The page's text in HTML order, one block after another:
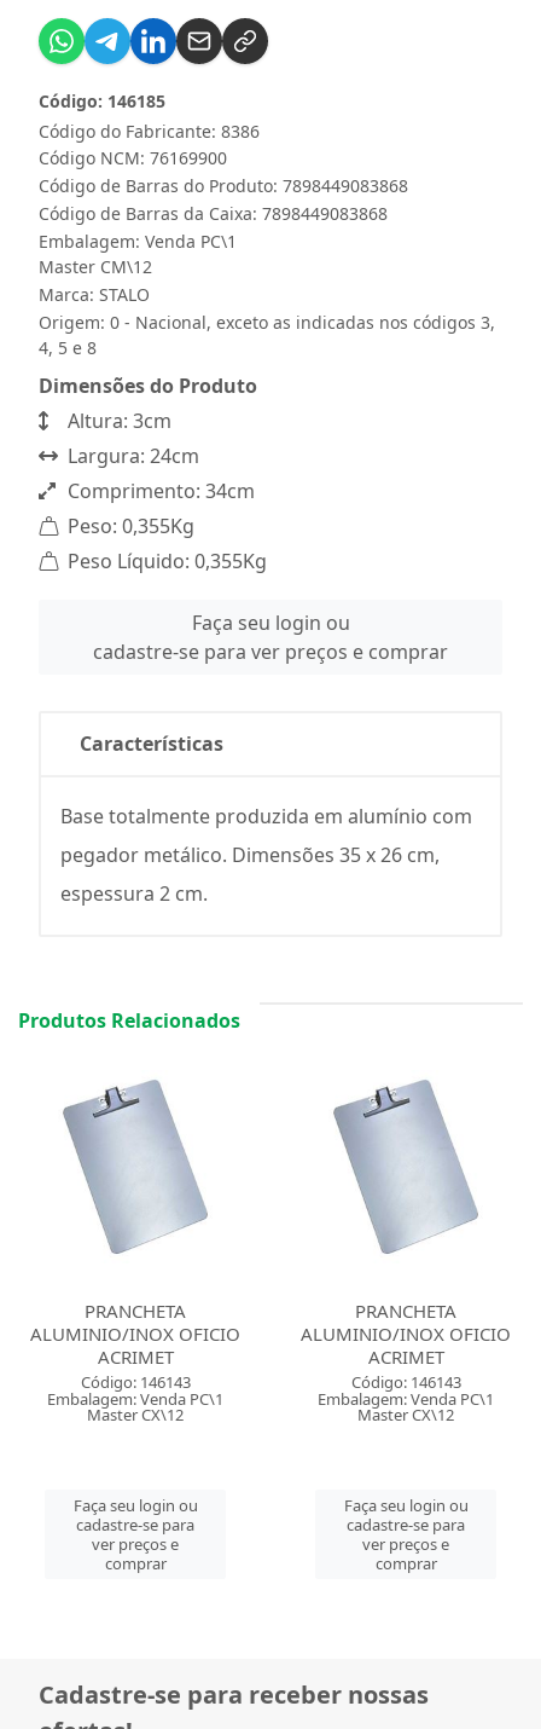
Código do Fabricante: 8386
Código: 146185
Código NCM: 76169900
Código de Barras do Produto: 7898449083868
Código de Barras da Caixa: 7898449083868
Embalagem: Venda PC\1
Master CM\12
Marca: STALO
Origem: 0 - Nacional, exceto as indicadas nos códigos 3,
4, 5 e 8
Dimensões do Produto
Altura: 3cm
Largura: 24cm
Comprimento: 34cm
Peso: 0,355Kg
Peso Líquido: 0,355Kg
Faça seu login ou
cadastre-se para ver preços e comprar
Características
Base totalmente produzida em alumínio com
pegador metálico. Dimensões 35 x 26 cm,
espessura 2 cm.
Produtos Relacionados
PRANCHETA
ALUMINIO/INOX OFICIO
ACRIMET
Código: 146143
Embalagem: Venda PC\1
Master CX\12
Faça seu login ou
cadastre-se para
ver preços e
comprar
PRANCHETA
ALUMINIO/INOX OFICIO
ACRIMET
Código: 146143
Embalagem: Venda PC\1
Master CX\12
Faça seu login ou
cadastre-se para
ver preços e
comprar
Cadastre-se para receber nossas